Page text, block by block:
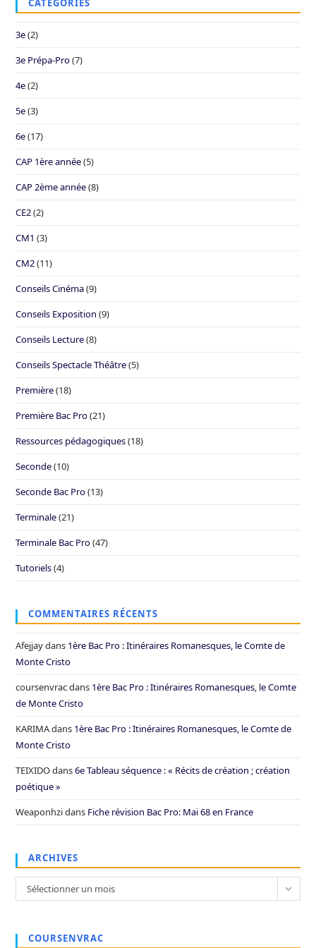
CATÉGORIES
3e(2)
3e Prépa-Pro(7)
4e(2)
5e(3)
6e(17)
CAP 1ère année(5)
CAP 2ème année(8)
CE2(2)
CM1 (3)
CM2(11)
Conseils Cinéma(9)
Conseils Exposition (9)
Conseils Lecture(8)
Conseils Spectacle Théâtre(5)
Première(18)
Première Bac Pro(21)
Ressources pédagogiques(18)
Seconde(10)
Seconde Bac Pro(13)
Terminale(21)
Terminale Bac Pro(47)
Tutoriels(4)
COMMENTAIRES RÉCENTS
Afejjaydans 1ère Bac Pro : Itinéraires Romanesques, le Comte de
Monte Cristo
coursenvracdans 1ère Bac Pro : Itinéraires Romanesques, le Comte
de Monte Cristo
KARIMAdans 1ère Bac Pro : Itinéraires Romanesques, le Comte de
Monte Cristo
TEIXIDOdans6e Tableau séquence : « Récits de création ; création
poétique »
Weaponhzidans Fiche révision Bac Pro: Mai 68 en France
ARCHIVES
Archives
Sélectionner un mois
COURSENVRAC